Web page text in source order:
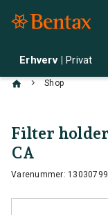
Erhverv | Privat
chevron_right Shop
Filter
CA
Varenummer: